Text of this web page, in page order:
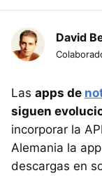
David
Las apps de
siguen
incorporar la
Alemania la
descargas en